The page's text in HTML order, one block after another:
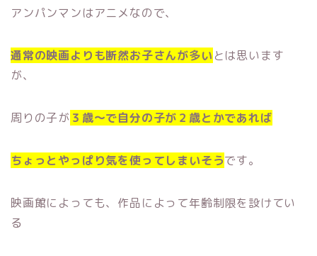
アンパンマンはアニメなので、
通常の映画よりも断然お子さんが多い とは思います
が、
周りの子が ３歳〜で自分の子が２歳とかであれば
ちょっとやっぱり気を使ってしまいそうです。
映画館によっても、作品によって年齢制限を設けてい
る